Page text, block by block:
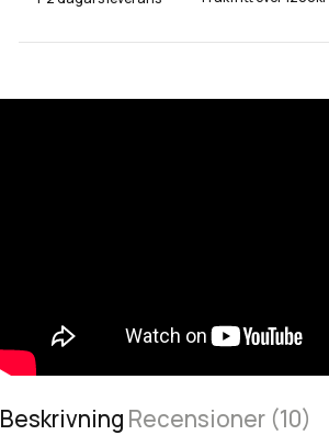
Beskrivning Recensioner (10)